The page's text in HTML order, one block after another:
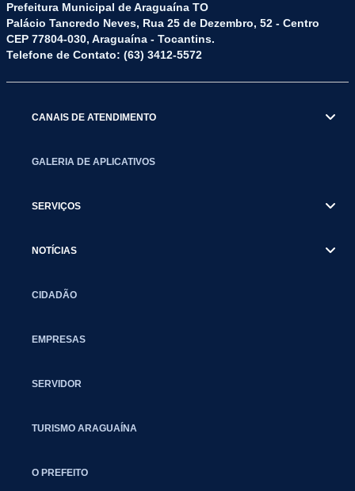
Prefeitura Municipal de Araguaína TO
Palácio Tancredo Neves, Rua 25 de Dezembro, 52 - Centro
CEP 77804-030, Araguaína - Tocantins.
Telefone de Contato: (63) 3412-5572
CANAIS DE ATENDIMENTO
GALERIA DE APLICATIVOS
SERVIÇOS
NOTÍCIAS
CIDADÃO
EMPRESAS
SERVIDOR
TURISMO ARAGUAÍNA
O PREFEITO